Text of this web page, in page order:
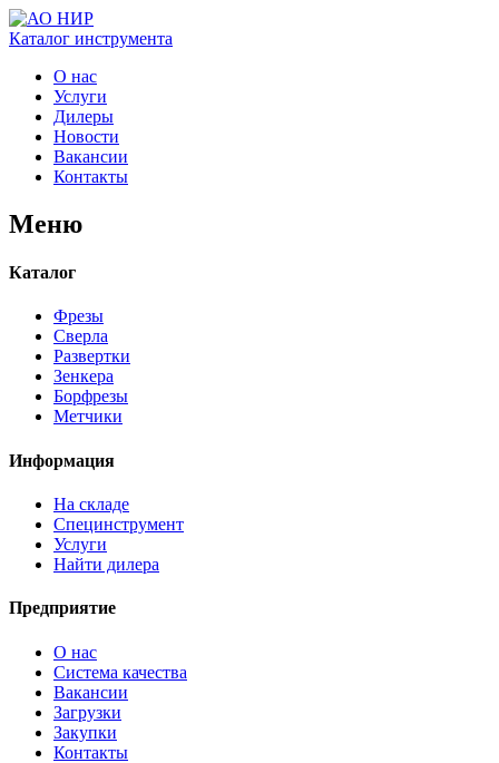
Каталог инструмента
О нас
Услуги
Дилеры
Новости
Вакансии
Контакты
Меню
Каталог
Фрезы
Сверла
Развертки
Зенкера
Борфрезы
Метчики
Информация
На складе
Специнструмент
Услуги
Найти дилера
Предприятие
О нас
Система качества
Вакансии
Загрузки
Закупки
Контакты